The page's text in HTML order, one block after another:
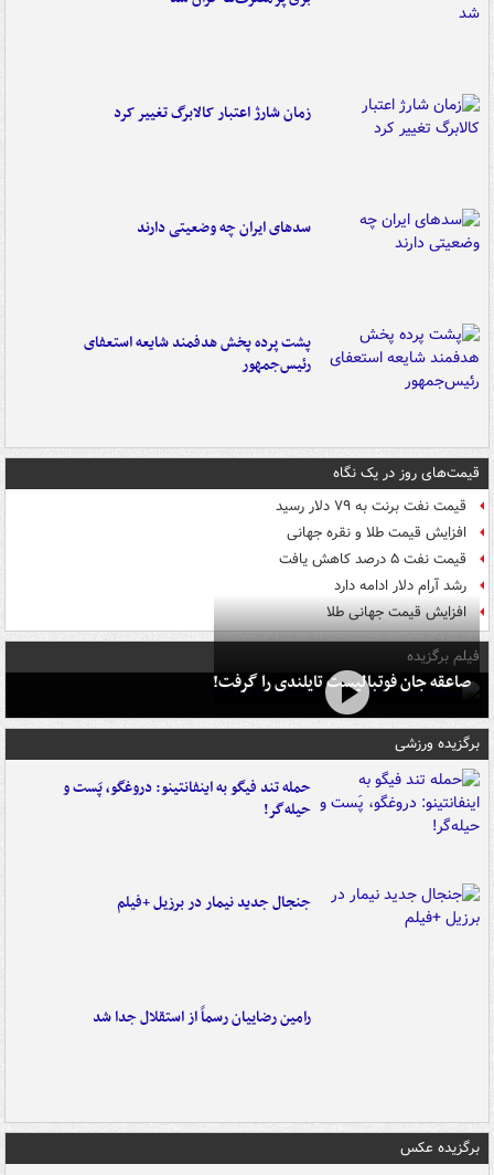
زمان شارژ اعتبار کالابرگ تغییر کرد
سدهای ایران چه وضعیتی دارند
پشت پرده پخش هدفمند شایعه استعفای
رئیس‌جمهور
قیمت‌های روز در یک نگاه
قیمت نفت برنت به ۷۹ دلار رسید
افزایش قیمت طلا و نقره جهانی
قیمت نفت ۵ درصد کاهش یافت
رشد آرام دلار ادامه دارد
افزایش قیمت جهانی طلا
فیلم برگزیده
صاعقه جان فوتبالیست تایلندی را گرفت!
برگزیده ورزشی
حمله تند فیگو به اینفانتینو: دروغگو، پَست‌ و
حیله‌گر!
جنجال جدید نیمار در برزیل +فیلم
رامین رضاییان رسماً از استقلال جدا شد
برگزیده عکس